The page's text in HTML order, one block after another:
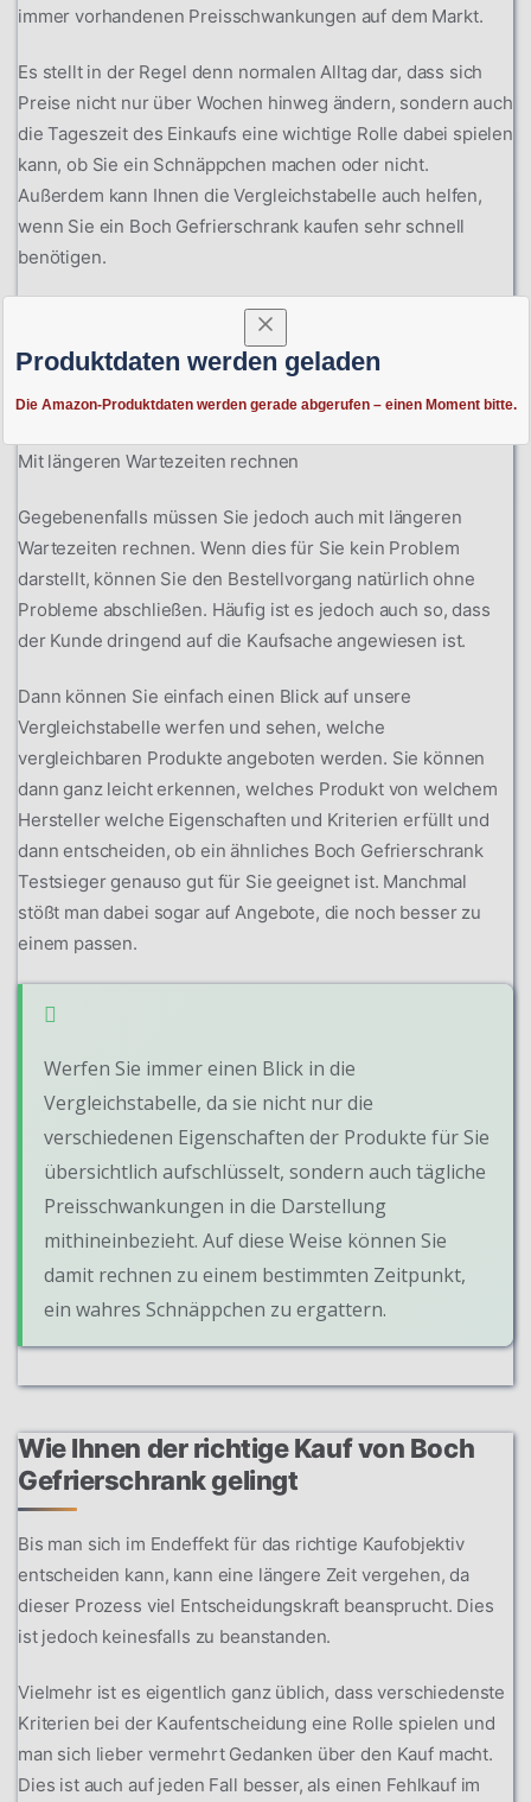
Produktdaten werden geladen
Die Amazon-Produktdaten werden gerade abgerufen – einen Moment bitte.
immer vorhandenen Preisschwankungen auf dem Markt.
Es stellt in der Regel denn normalen Alltag dar, dass sich
Preise nicht nur über Wochen hinweg ändern, sondern auch
die Tageszeit des Einkaufs eine wichtige Rolle dabei spielen
kann, ob Sie ein Schnäppchen machen oder nicht.
Außerdem kann Ihnen die Vergleichstabelle auch helfen,
wenn Sie ein Boch Gefrierschrank kaufen sehr schnell
benötigen.
Mit nur einem Blick ist für Sie nämlich ersichtlich, ob sich
das Produkt bereits im Lager befindet, sodass Sie binnen
weniger Tage mit einem Eintreffen bei Ihnen zu Hause
rechnen können.
Mit längeren Wartezeiten rechnen
Gegebenenfalls müssen Sie jedoch auch mit längeren
Wartezeiten rechnen. Wenn dies für Sie kein Problem
darstellt, können Sie den Bestellvorgang natürlich ohne
Probleme abschließen. Häufig ist es jedoch auch so, dass
der Kunde dringend auf die Kaufsache angewiesen ist.
Dann können Sie einfach einen Blick auf unsere
Vergleichstabelle werfen und sehen, welche
vergleichbaren Produkte angeboten werden. Sie können
dann ganz leicht erkennen, welches Produkt von welchem
Hersteller welche Eigenschaften und Kriterien erfüllt und
dann entscheiden, ob ein ähnliches Boch Gefrierschrank
Testsieger genauso gut für Sie geeignet ist. Manchmal
stößt man dabei sogar auf Angebote, die noch besser zu
einem passen.
Werfen Sie immer einen Blick in die
Vergleichstabelle, da sie nicht nur die
verschiedenen Eigenschaften der Produkte für Sie
übersichtlich aufschlüsselt, sondern auch tägliche
Preisschwankungen in die Darstellung
mithineinbezieht. Auf diese Weise können Sie
damit rechnen zu einem bestimmten Zeitpunkt,
ein wahres Schnäppchen zu ergattern.
Wie Ihnen der richtige Kauf von Boch
Gefrierschrank gelingt
Bis man sich im Endeffekt für das richtige Kaufobjektiv
entscheiden kann, kann eine längere Zeit vergehen, da
dieser Prozess viel Entscheidungskraft beansprucht. Dies
ist jedoch keinesfalls zu beanstanden.
Vielmehr ist es eigentlich ganz üblich, dass verschiedenste
Kriterien bei der Kaufentscheidung eine Rolle spielen und
man sich lieber vermehrt Gedanken über den Kauf macht.
Dies ist auch auf jeden Fall besser, als einen Fehlkauf im